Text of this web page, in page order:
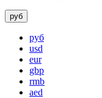
руб
руб
usd
eur
gbp
rmb
aed